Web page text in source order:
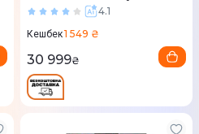
(NX.EL5EU.006)4.1
Кешбек1 549 ₴
30 999₴